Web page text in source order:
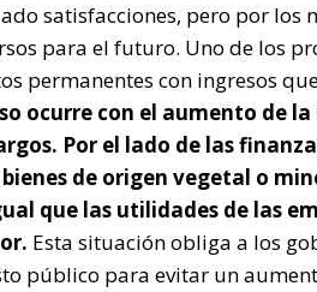
satisfacciones, pero por los
para el futuro. Uno de los
permanentes con ingresos
ocurre con el aumento de
Por el lado de las
de origen vegetal o
que las utilidades de las
Esta situación obliga a los
público para evitar un